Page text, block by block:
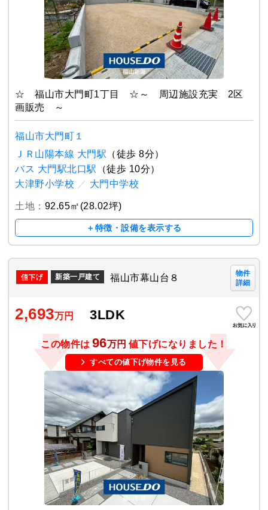
☆ 福山市大門町1丁目 ☆～ 周辺施設充実 2区
画販売 ～
福山市大門町１
ＪＲ山陽本線 大門駅 （徒歩 8分）
バス 大門駅北口駅
（徒歩 10分）
大津野小学校 ／ 大門中学校
土地： 92.65㎡(28.02坪)
＋特徴・設備を表示する
新築一戸建て 福山市幕山台８
物件
詳細
2,693万円 3LDK
この物件は 96万円 値下げになりました！
すべての値下げ物件を見る